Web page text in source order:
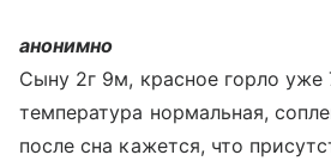
анонимно
Сыну 2г 9м, красное горло уже
температура нормальная,
после сна кажется, что